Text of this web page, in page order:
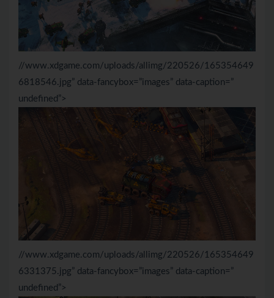
//www.xdgame.com/uploads/allimg/220526/165354649
6818546.jpg” data-fancybox=”images” data-caption=”
undefined”>
//www.xdgame.com/uploads/allimg/220526/165354649
6331375.jpg” data-fancybox=”images” data-caption=”
undefined”>